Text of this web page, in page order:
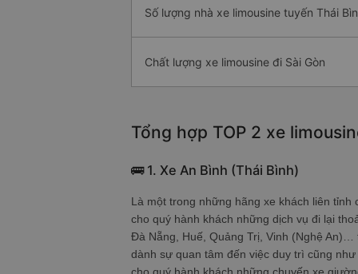
Số lượng nhà xe limousine tuyến Thái
Chất lượng xe limousine đi Sài Gòn
Tổng hợp TOP 2 xe
🚌 1. Xe An Bình (Thái Bình)
Là một trong những hãng xe khách liên tỉnh
cho quý hành khách những dịch vụ đi lại
Đà Nẵng, Huế, Quảng Trị, Vinh (Nghệ
dành sự quan tâm đến việc duy trì cũng